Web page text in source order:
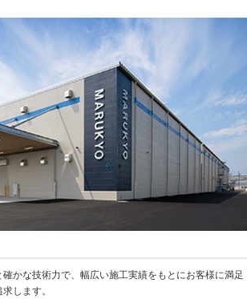
かな技術力で、幅広い施工実績をもとにお客様に満足
します。